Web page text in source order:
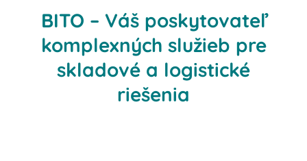
BITO – Váš poskytovateľ
komplexných služieb pre
skladové a logistické
riešenia